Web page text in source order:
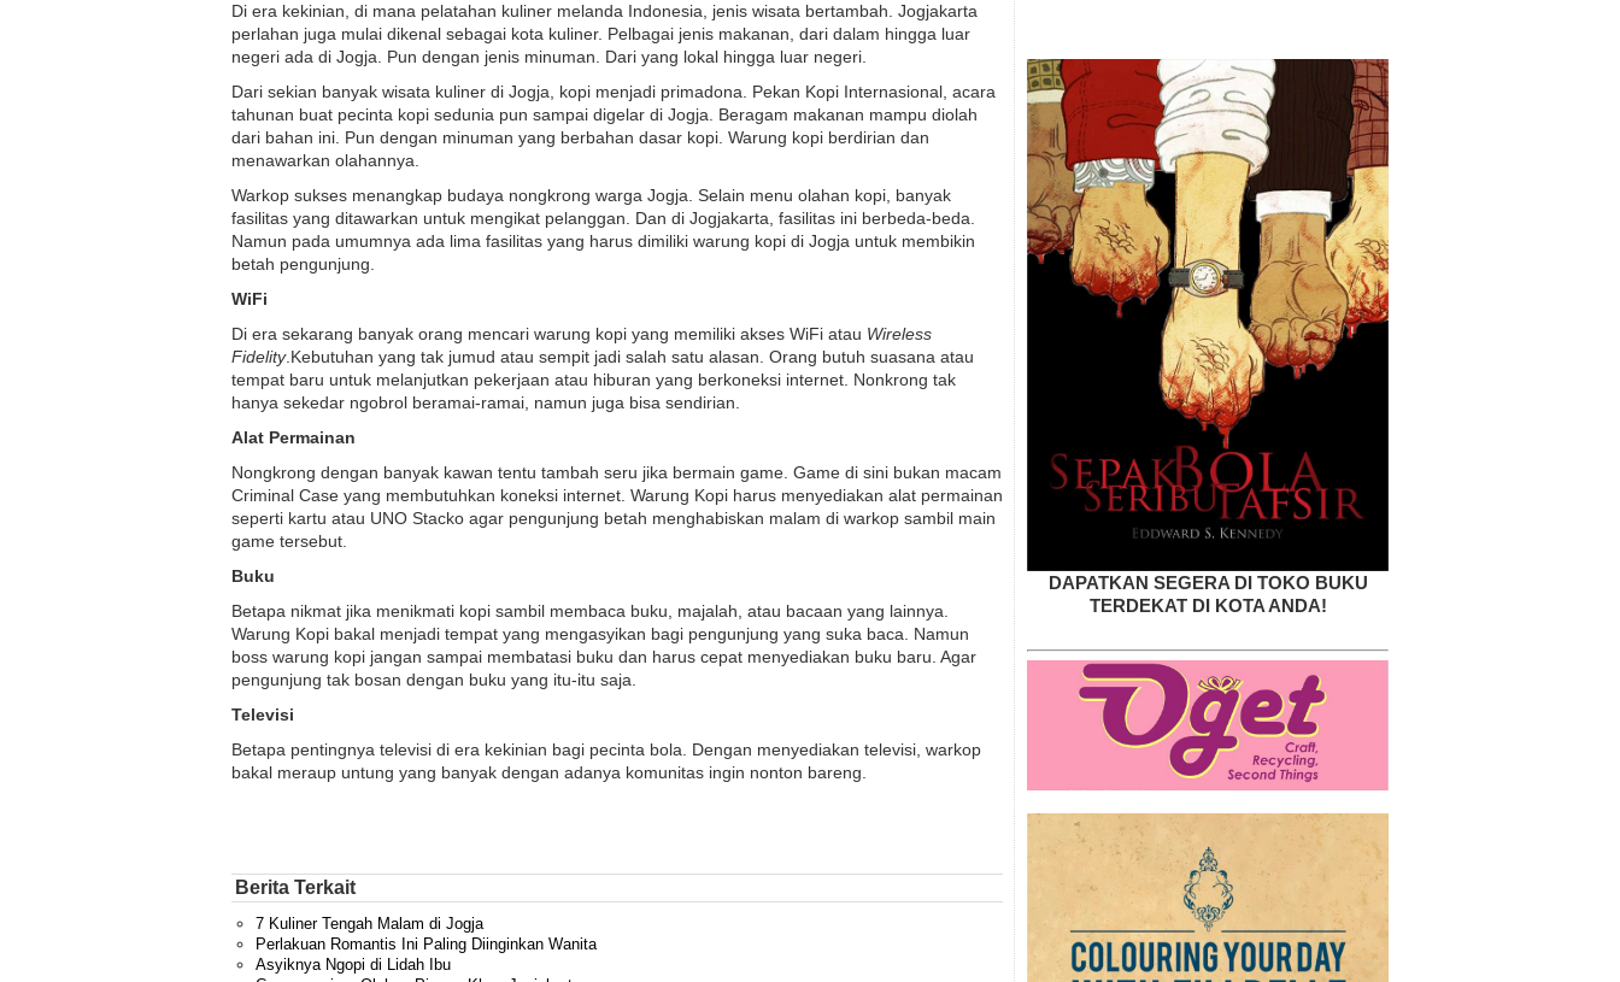
Di era kekinian, di mana pelatahan kuliner melanda Indonesia, jenis wisata bertambah. Jogjakarta
perlahan juga mulai dikenal sebagai kota kuliner. Pelbagai jenis makanan, dari dalam hingga luar
negeri ada di Jogja. Pun dengan jenis minuman. Dari yang lokal hingga luar negeri.
Dari sekian banyak wisata kuliner di Jogja, kopi menjadi primadona. Pekan Kopi Internasional, acara
tahunan buat pecinta kopi sedunia pun sampai digelar di Jogja. Beragam makanan mampu diolah
dari bahan ini. Pun dengan minuman yang berbahan dasar kopi. Warung kopi berdirian dan
menawarkan olahannya.
Warkop sukses menangkap budaya nongkrong warga Jogja. Selain menu olahan kopi, banyak
fasilitas yang ditawarkan untuk mengikat pelanggan. Dan di Jogjakarta, fasilitas ini berbeda-beda.
Namun pada umumnya ada lima fasilitas yang harus dimiliki warung kopi di Jogja untuk membikin
betah pengunjung.
WiFi
Di era sekarang banyak orang mencari warung kopi yang memiliki akses WiFi atau Wireless
Fidelity.Kebutuhan yang tak jumud atau sempit jadi salah satu alasan. Orang butuh suasana atau
tempat baru untuk melanjutkan pekerjaan atau hiburan yang berkoneksi internet. Nonkrong tak
hanya sekedar ngobrol beramai-ramai, namun juga bisa sendirian.
Alat Permainan
Nongkrong dengan banyak kawan tentu tambah seru jika bermain game. Game di sini bukan macam
Criminal Case yang membutuhkan koneksi internet. Warung Kopi harus menyediakan alat permainan
seperti kartu atau UNO Stacko agar pengunjung betah menghabiskan malam di warkop sambil main
game tersebut.
Buku
Betapa nikmat jika menikmati kopi sambil membaca buku, majalah, atau bacaan yang lainnya.
Warung Kopi bakal menjadi tempat yang mengasyikan bagi pengunjung yang suka baca. Namun
boss warung kopi jangan sampai membatasi buku dan harus cepat menyediakan buku baru. Agar
pengunjung tak bosan dengan buku yang itu-itu saja.
Televisi
Betapa pentingnya televisi di era kekinian bagi pecinta bola. Dengan menyediakan televisi, warkop
bakal meraup untung yang banyak dengan adanya komunitas ingin nonton bareng.
Berita Terkait
7 Kuliner Tengah Malam di Jogja
Perlakuan Romantis Ini Paling Diinginkan Wanita
Asyiknya Ngopi di Lidah Ibu
DAPATKAN SEGERA DI TOKO BUKU
TERDEKAT DI KOTA ANDA!